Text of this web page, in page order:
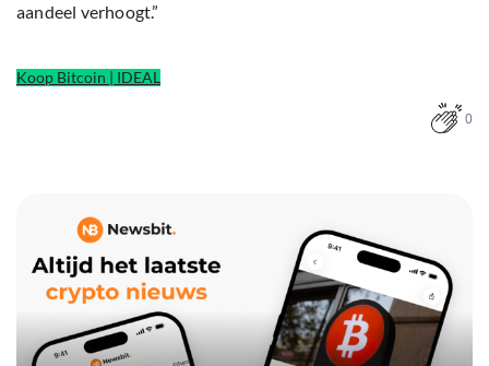
aandeel verhoogt.”
Koop Bitcoin | IDEAL
0